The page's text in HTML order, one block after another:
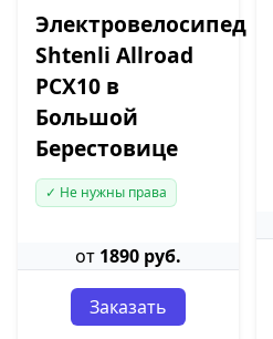
Электровелосипед
Shtenli Allroad
PCX10 в
Большой
Берестовице
✓ Не нужны права
от 1890 руб.
Заказать